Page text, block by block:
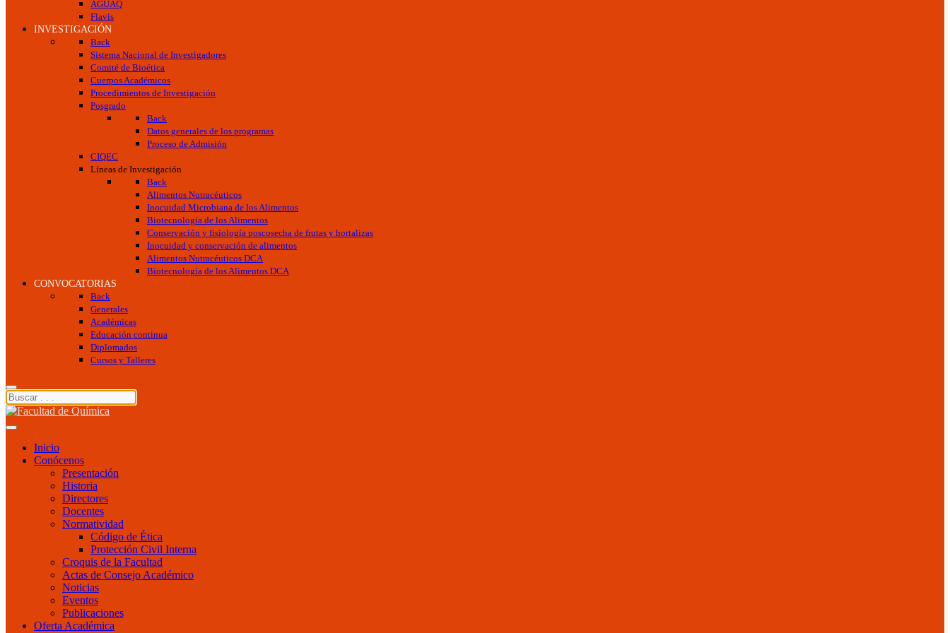
AGUAQ
Flavis
INVESTIGACIÓN
Back
Sistema Nacional de Investigadores
Comité de Bioética
Cuerpos Académicos
Procedimientos de Investigación
Posgrado
Back
Datos generales de los programas
Proceso de Admisión
CIQEC
Líneas de Investigación
Back
Alimentos Nutracéuticos
Inocuidad Microbiana de los Alimentos
Biotecnología de los Alimentos
Conservación y fisiología poscosecha de frutas y hortalizas
Inocuidad y conservación de alimentos
Alimentos Nutracéuticos DCA
Biotecnología de los Alimentos DCA
CONVOCATORIAS
Back
Generales
Académicas
Educación continua
Diplomados
Cursos y Talleres
Inicio
Conócenos
Presentación
Historia
Directores
Docentes
Normatividad
Código de Ética
Protección Civil Interna
Croquis de la Facultad
Actas de Consejo Académico
Noticias
Eventos
Publicaciones
Oferta Académica